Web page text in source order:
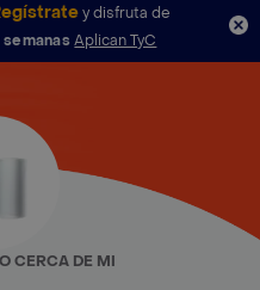
y disfruta de
Aplican TyC
CERCA DE MI